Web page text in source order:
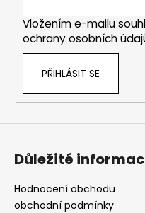
380
Kč
Vložením e-mailu
ochrany osobních
PŘIHLÁSIT SE
Důležité
Hodnocení obchodu
obchodní podmínky